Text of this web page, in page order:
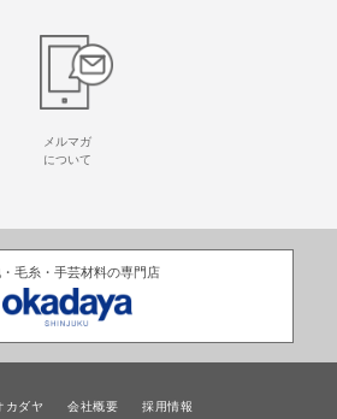
メルマガ
について
毛糸・手芸材料の専門店
カダヤ 会社概要 採用情報